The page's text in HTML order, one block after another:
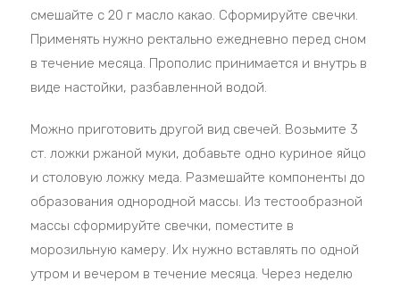
смешайте с 20 г масло какао. Сформируйте свечки.
Применять нужно ректально ежедневно перед сном
в течение месяца. Прополис принимается и внутрь в
виде настойки, разбавленной водой.
Можно приготовить другой вид свечей. Возьмите 3
ст. ложки ржаной муки, добавьте одно куриное яйцо
и столовую ложку меда. Размешайте компоненты до
образования однородной массы. Из тестообразной
массы сформируйте свечки, поместите в
морозильную камеру. Их нужно вставлять по одной
утром и вечером в течение месяца. Через неделю